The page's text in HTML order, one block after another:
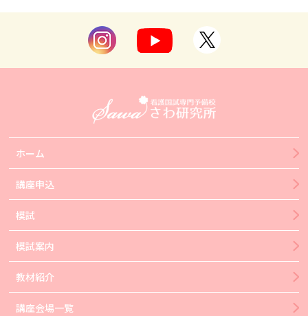
ホーム
講座申込
模試
模試案内
教材紹介
講座会場一覧